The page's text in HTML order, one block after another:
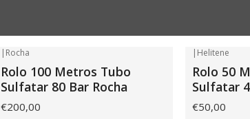
| Rocha
Rolo 100 Metros Tubo
Sulfatar 80 Bar Rocha
€200,00
| Helitene
Rolo 50
Sulfatar
€50,00